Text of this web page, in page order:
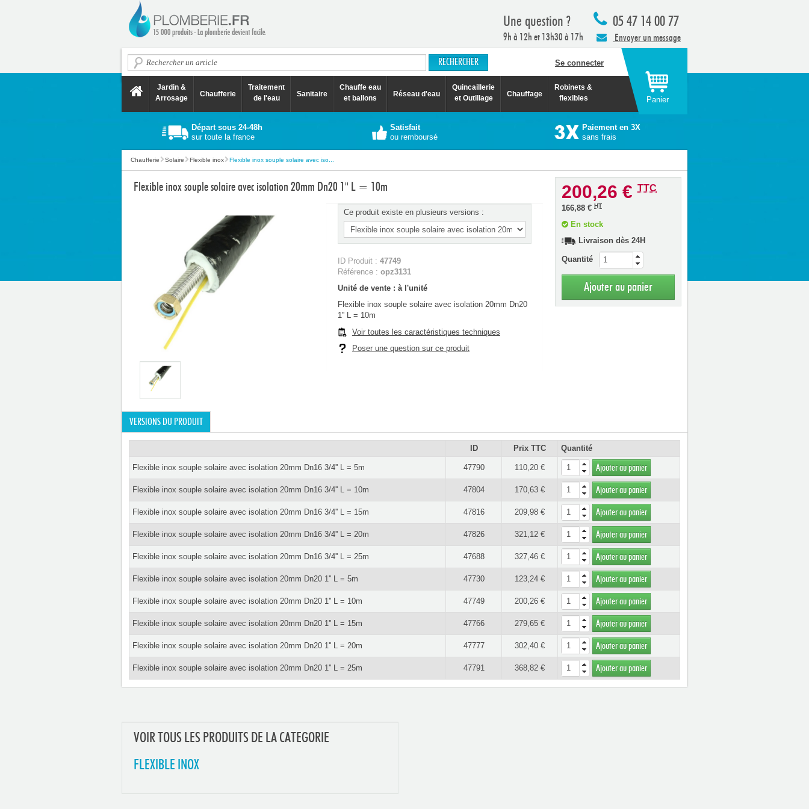
05 47 14 00 77
Envoyer un message
Une question ?
9h à 12h et 13h30 à 17h
Se connecter
Jardin &
Arrosage
Chaufferie
Traitement
de l'eau
Sanitaire
Chauffe eau
et ballons
Réseau d'eau
Quincaillerie
et Outillage
Chauffage
Robinets &
flexibles
Panier
Départ sous 24-48h
sur toute la france
Satisfait
ou remboursé
Paiement en 3X
sans frais
Chaufferie Solaire Flexible inox Flexible inox souple solaire avec iso...
Flexible inox souple solaire avec isolation 20mm Dn20 1'' L = 10m
Ce produit existe en plusieurs versions :
ID Produit : 47749
Référence : opz3131
Unité de vente : à l'unité
Flexible inox souple solaire avec isolation 20mm Dn20
1'' L = 10m
Voir toutes les caractéristiques techniques
Poser une question sur ce produit
200,26 € TTC
166,88 € HT
En stock
Livraison dès 24H
Quantité
Ajouter au panier
VERSIONS DU PRODUIT
ID Prix TTC Quantité
Flexible inox souple solaire avec isolation 20mm Dn16 3/4'' L = 5m 47790 110,20 € Ajouter au panier
Flexible inox souple solaire avec isolation 20mm Dn16 3/4'' L = 10m 47804 170,63 € Ajouter au panier
Flexible inox souple solaire avec isolation 20mm Dn16 3/4'' L = 15m 47816 209,98 € Ajouter au panier
Flexible inox souple solaire avec isolation 20mm Dn16 3/4'' L = 20m 47826 321,12 € Ajouter au panier
Flexible inox souple solaire avec isolation 20mm Dn16 3/4'' L = 25m 47688 327,46 € Ajouter au panier
Flexible inox souple solaire avec isolation 20mm Dn20 1'' L = 5m 47730 123,24 € Ajouter au panier
Flexible inox souple solaire avec isolation 20mm Dn20 1'' L = 10m 47749 200,26 € Ajouter au panier
Flexible inox souple solaire avec isolation 20mm Dn20 1'' L = 15m 47766 279,65 € Ajouter au panier
Flexible inox souple solaire avec isolation 20mm Dn20 1'' L = 20m 47777 302,40 € Ajouter au panier
Flexible inox souple solaire avec isolation 20mm Dn20 1'' L = 25m 47791 368,82 € Ajouter au panier
VOIR TOUS LES PRODUITS DE LA CATEGORIE
FLEXIBLE INOX